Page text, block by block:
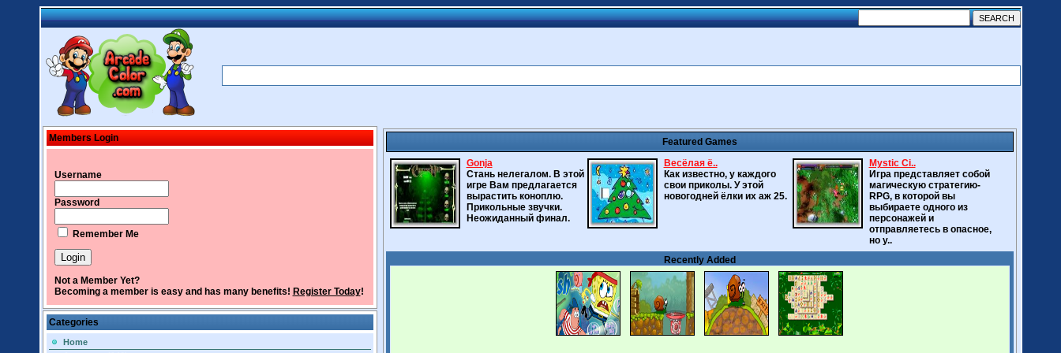
Members Login
Username
Password
Remember Me
Not a Member Yet?
Becoming a member is easy and has many benefits! Register Today!
Categories
Home
Featured Games
Gonja
Стань нелегалом. В этой
игре Вам предлагается
вырастить коноплю.
Прикольные звучки.
Неожиданный финал.
Весёлая ё..
Как известно, у каждого
свои приколы. У этой
новогодней ёлки их аж 25.
Mystic Ci..
Игра представляет собой
магическую стратегию-
RPG, в которой вы
выбираете одного из
персонажей и
отправляетесь в опасное,
но у..
Recently Added